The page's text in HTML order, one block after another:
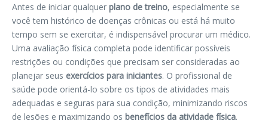
Antes de iniciar qualquer plano de treino, especialmente se
você tem histórico de doenças crônicas ou está há muito
tempo sem se exercitar, é indispensável procurar um médico.
Uma avaliação física completa pode identificar possíveis
restrições ou condições que precisam ser consideradas ao
planejar seus exercícios para iniciantes. O profissional de
saúde pode orientá-lo sobre os tipos de atividades mais
adequadas e seguras para sua condição, minimizando riscos
de lesões e maximizando os benefícios da atividade física.